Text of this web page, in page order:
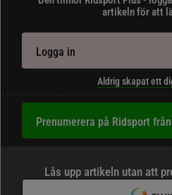
artikeln för att
Logga in
Aldrig skapat ett
Prenumerera på Ridsport